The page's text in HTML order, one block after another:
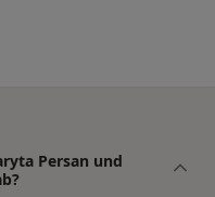
Persan und